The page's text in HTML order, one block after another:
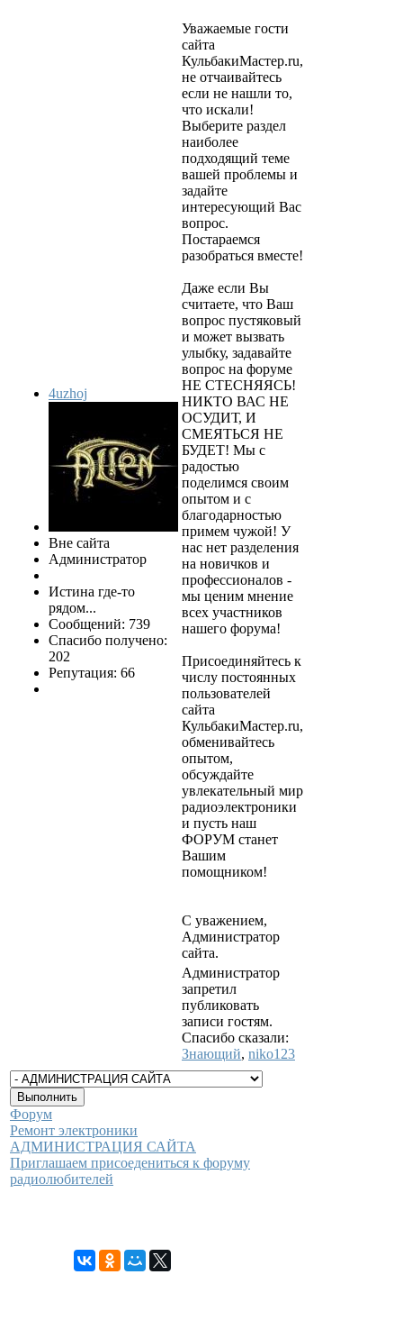
4uzhoj
Вне сайта
Администратор
Истина где-то
рядом...
Сообщений: 739
Спасибо получено:
202
Репутация: 66
Уважаемые гости
сайта
КульбакиМастер.ru,
не отчаивайтесь
если не нашли то,
что искали!
Выберите раздел
наиболее
подходящий теме
вашей проблемы и
задайте
интересующий Вас
вопрос.
Постараемся
разобраться вместе!
Даже если Вы
считаете, что Ваш
вопрос пустяковый
и может вызвать
улыбку, задавайте
вопрос на форуме
НЕ СТЕСНЯЯСЬ!
НИКТО ВАС НЕ
ОСУДИТ, И
СМЕЯТЬСЯ НЕ
БУДЕТ! Мы с
радостью
поделимся своим
опытом и с
благодарностью
примем чужой! У
нас нет разделения
на новичков и
профессионалов -
мы ценим мнение
всех участников
нашего форума!
Присоединяйтесь к
числу постоянных
пользователей
сайта
КульбакиМастер.ru,
обменивайтесь
опытом,
обсуждайте
увлекательный мир
радиоэлектроники
и пусть наш
ФОРУМ станет
Вашим
помощником!
С уважением,
Администратор
сайта.
Администратор
запретил
публиковать
записи гостям.
Спасибо сказали:
Знающий, niko123
Форум
Ремонт электроники
АДМИНИСТРАЦИЯ САЙТА
Приглашаем присоедениться к форуму
радиолюбителей